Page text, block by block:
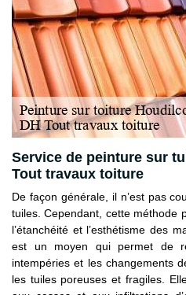
Service de peinture sur
Tout travaux toiture
De façon générale, il n’est pas
tuiles. Cependant, cette méthode
l’étanchéité et l’esthétisme des
est un moyen qui permet de
intempéries et les changements
les tuiles poreuses et fragiles.